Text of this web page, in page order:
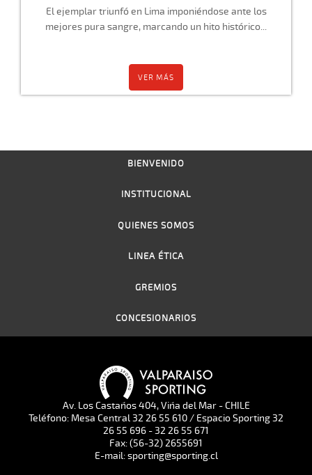
El ejemplar triunfó en Lima imponiéndose ante los
mejores pura sangre, marcando un hito histórico...
VER MÁS
BIENVENIDO
INSTITUCIONAL
QUIENES SOMOS
LINEA ÉTICA
GREMIOS
CONCESIONARIOS
Av. Los Castaños 404, Viña del Mar - CHILE
Teléfono: Mesa Central 32 26 55 610 / Espacio Sporting 32
26 55 696 - 32 26 55 671
Fax: (56-32) 2655691
E-mail: sporting@sporting.cl